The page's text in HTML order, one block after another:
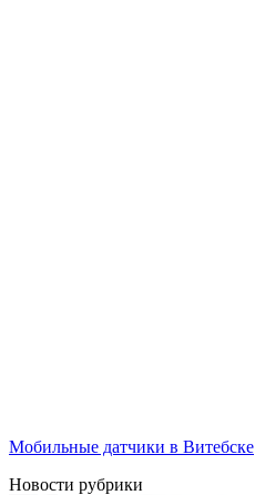
Мобильные датчики в Витебске
Новости рубрики